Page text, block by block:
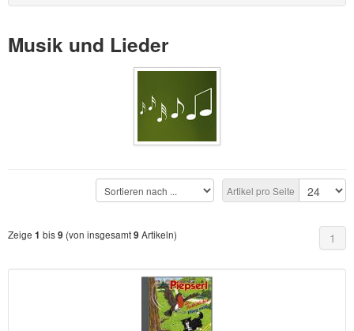
ÖSTERREICH(22)
FRANKREICH(19)
Buckelwiesen und Karwendelgebirge
Serie ENTSPANNUNG NATUR(22)
CD-ROM-MP3/DVD-ROM-MP3
DVD-Videos(8)
Musik und Lieder
Artikel pro Seite
Zeige 1 bis9 (von insgesamt9 Artikeln) 1